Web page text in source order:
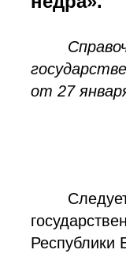
от 27
Республики